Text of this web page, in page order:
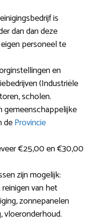
is
dan dan deze
personeel te
en
(Industriële
scholen.
gemeenschappelijke
deProvincie
€25,00 en €30,00
zijn mogelijk:
van het
zonnepanelen
vloeronderhoud.